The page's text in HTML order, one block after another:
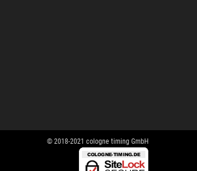
© 2018-2021 cologne timing GmbH